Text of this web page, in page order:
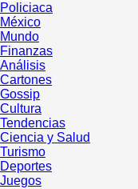
Policiaca
México
Mundo
Finanzas
Análisis
Cartones
Gossip
Cultura
Tendencias
Ciencia y Salud
Turismo
Deportes
Juegos